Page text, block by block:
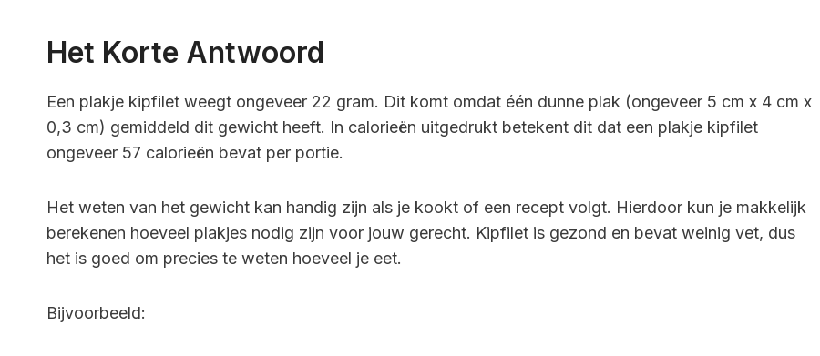
Het Korte Antwoord
Een plakje kipfilet weegt ongeveer 22 gram. Dit komt omdat één dunne plak (ongeveer 5 cm x 4 cm x
0,3 cm) gemiddeld dit gewicht heeft. In calorieën uitgedrukt betekent dit dat een plakje kipfilet
ongeveer 57 calorieën bevat per portie.
Het weten van het gewicht kan handig zijn als je kookt of een recept volgt. Hierdoor kun je makkelijk
berekenen hoeveel plakjes nodig zijn voor jouw gerecht. Kipfilet is gezond en bevat weinig vet, dus
het is goed om precies te weten hoeveel je eet.
Bijvoorbeeld: